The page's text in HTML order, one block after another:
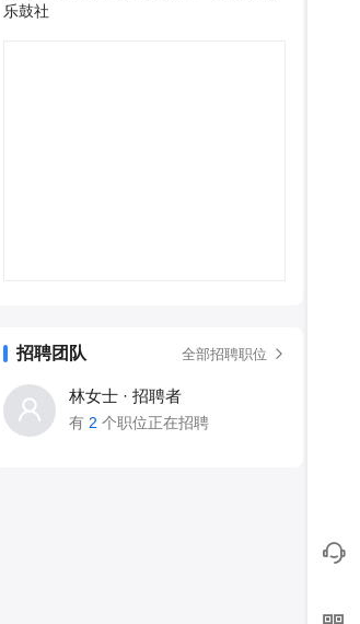
乐鼓社
招聘团队 全部招聘职位
林女士 · 招聘者
有 2 个职位正在招聘